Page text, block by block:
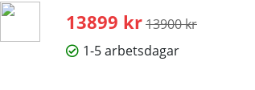
13899 kr Ordinarie pris:
13900 kr
1-5 arbetsdagar